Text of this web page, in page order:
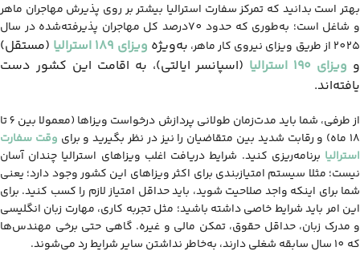
بهتر است بدانید که تمرکز سفارت استرالیا بیشتر بر روی پذیرش مهاجران ماهر
و شاغل است؛ به‌طوری که حدود 70درصد کل مهاجران پذیرفته‌شده در سال
2025 از طریق ویزای نیروی کار ماهر،
به‌ویژه ویزای ۱۸۹ استرالیا
(مستقل)
و ویزای ۱۹۰ استرالیا (اسپانسر ایالتی)، به اقامت این کشور دست
یافته‌اند.
از طرفی، شما باید مدت‌زمان طولانی پردازش درخواست ویزاها (معمولا بین 6 تا
18 ماه) و رقابت شدید بین متقاضیان را نیز در نظر بگیرید و برای
وقت سفارت
استرالیا برنامه‌ریزی کنید. شرایط دریافت اغلب ویزاهای استرالیا چندان آسان
نیست؛ مثلا سیستم امتیازبندی برای اکثر ویزاهای این کشور وجود دارد؛ یعنی
شما برای اینکه واجد صلاحیت شوید، باید حداقل امتیاز لازم را کسب کنید. برای
این امر باید شرایط خاصی داشته باشید؛ مثل تجربه کاری، مهارت زبان انگلیسی
و مدرک زبان، حداقل حقوق، تمکن مالی و غیره. گاهی حتی برخی مهندس‌ها
که 10 سال سابقه شغلی دارند، به‌خاطر نداشتن سایر شرایط رد می‌شوند.